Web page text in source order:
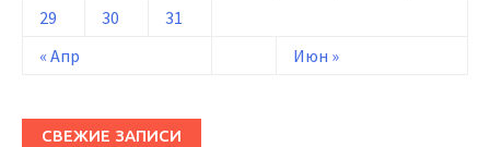
« Апр Июн »
29
30 31
СВЕЖИЕ ЗАПИСИ